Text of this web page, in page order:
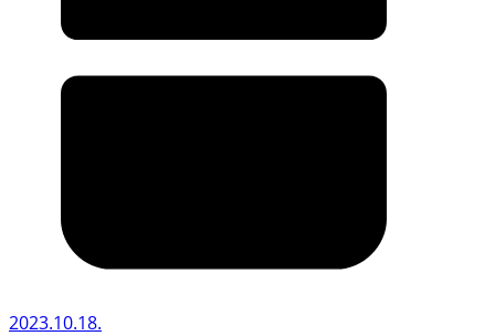
2023.10.18.